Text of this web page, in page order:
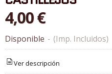
4,00 €
Disponible - (Imp. Incluidos)
Ver descripción